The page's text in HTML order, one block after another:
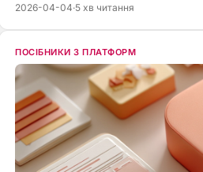
2026-04-04·5 хв читання
ПОСІБНИКИ З ПЛАТФОРМ